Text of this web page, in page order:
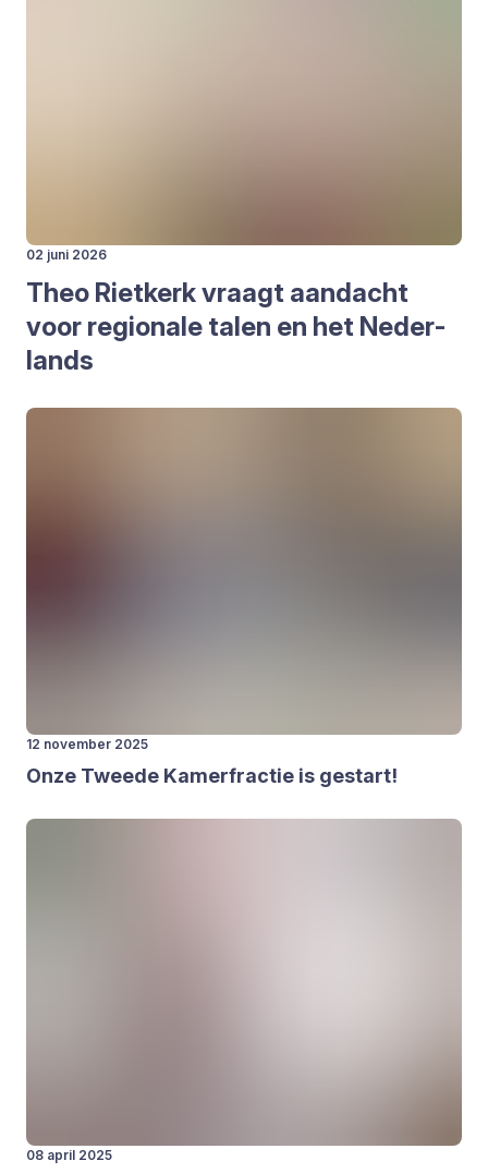
02 juni 2026
Theo Riet­kerk vraagt aan­dacht
voor regi­o­na­le talen en het Neder­
lands
12 november 2025
Onze Twee­de Kamer­frac­tie is gestart!
08 april 2025